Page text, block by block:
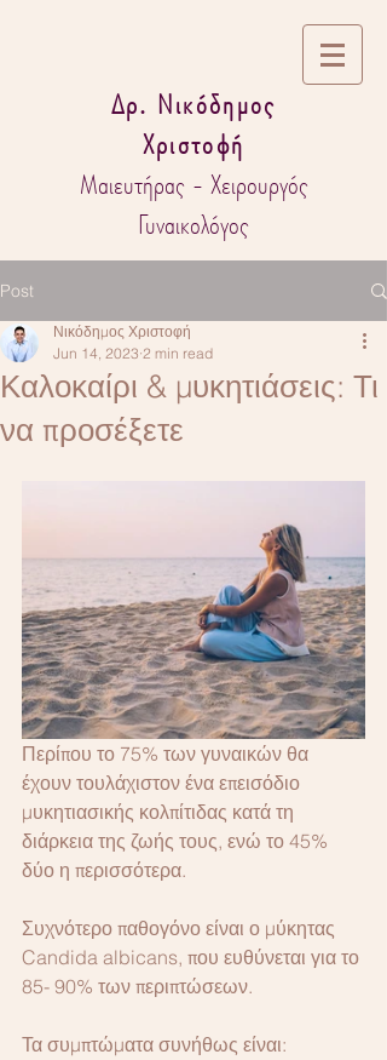
Δρ. Νικόδημος
Χριστοφή
Μαιευτήρας - Χειρουργός
Γυναικολόγος
Post
Καλοκαίρι & μυκητιάσεις: Τι
να προσέξετε
Νικόδημος Χριστοφή
Jun 14, 2023 2 min read
Περίπου το 75% των γυναικών θα
έχουν τουλάχιστον ένα επεισόδιο
μυκητιασικής κολπίτιδας κατά τη
διάρκεια της ζωής τους, ενώ το 45%
δύο η περισσότερα.
Συχνότερο παθογόνο είναι ο μύκητας
Candida albicans, που ευθύνεται για το
85- 90% των περιπτώσεων.
Τα συμπτώματα συνήθως είναι: